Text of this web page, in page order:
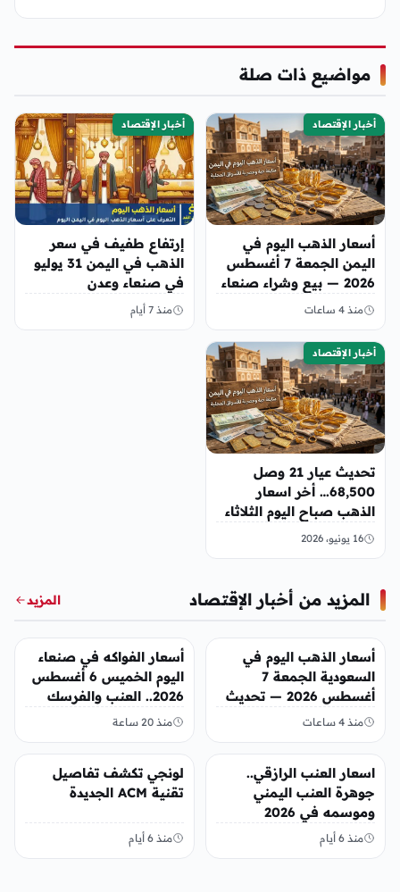
مواضيع ذات صلة
أخبار الإقتصاد
أسعار الذهب اليوم في
اليمن الجمعة 7 أغسطس
2026 — بيع وشراء صنعاء
وعدن
منذ 4 ساعات
أخبار الإقتصاد
إرتفاع طفيف في سعر
الذهب في اليمن 31 يوليو
في صنعاء وعدن
منذ 7 أيام
أخبار الإقتصاد
تحديث عيار 21 وصل
68,500… أخر اسعار
الذهب صباح اليوم الثلاثاء
في صنعاء وعدن
16 يونيو، 2026
المزيد من أخبار الإقتصاد المزيد
أخبار الإقتصاد
أسعار الذهب اليوم في
السعودية الجمعة 7
أغسطس 2026 — تحديث
مباشر
منذ 4 ساعات
أخبار الإقتصاد
أسعار الفواكه في صنعاء
اليوم الخميس 6 أغسطس
2026.. العنب والفرسك
والرمان في الأسواق
منذ 20 ساعة
أخبار الإقتصاد
اسعار العنب الرازقي..
جوهرة العنب اليمني
وموسمه في 2026
منذ 6 أيام
أخبار الإقتصاد
لونجي تكشف تفاصيل
تقنية ACM الجديدة
منذ 6 أيام